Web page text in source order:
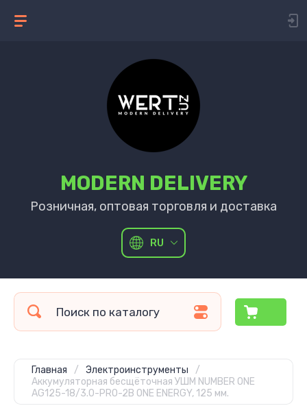
MODERN DELIVERY
Розничная, оптовая торговля и доставка
RU
Главная / Электроинструменты
/
Аккумуляторная бесщёточная УШМ NUMBER ONE
AG125-18/3.0-PRO-2B ONE ENERGY, 125 мм.